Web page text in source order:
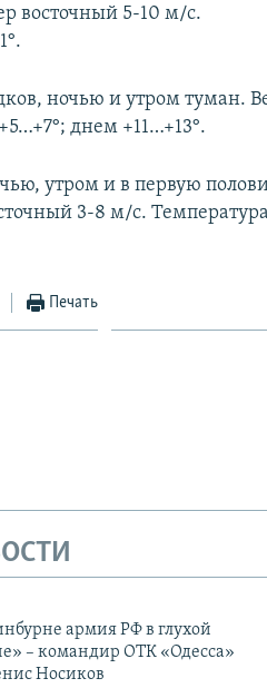
восточный 5-10 м/с.
ночью и утром туман.
днем +11…+13°.
утром и в первую
3-8 м/с. Температура
Печать
армия РФ в глухой
– командир ОТК «Одесса»
Носиков